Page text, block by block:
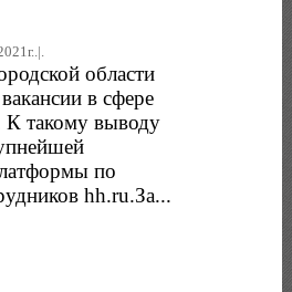
области
в сфере
К такому выводу
по
hh.ru.За...